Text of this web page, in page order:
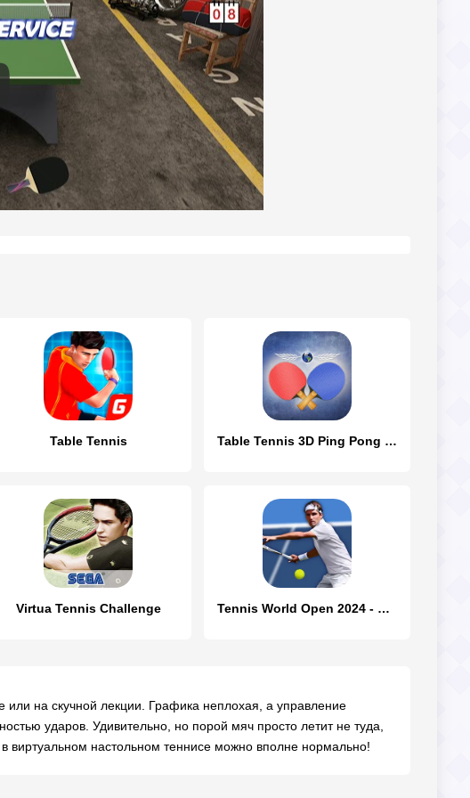
Table Tennis Table Tennis 3D Ping Pong Game
Virtua Tennis Challenge Tennis World Open 2024 - Sport
или на скучной лекции. Графика неплохая, а управление
ударов. Удивительно, но порой мяч просто летит не туда,
виртуальном настольном теннисе можно вполне нормально!